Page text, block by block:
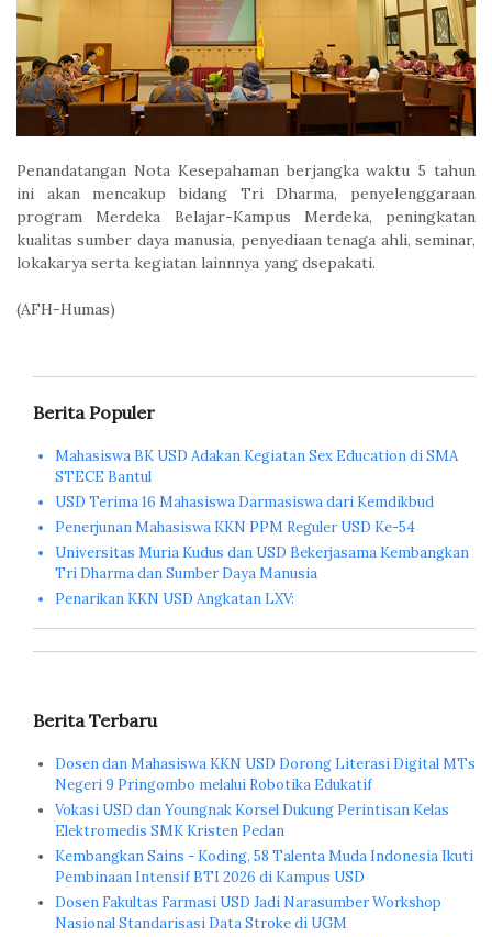
Penandatangan Nota Kesepahaman berjangka waktu 5 tahun
ini akan mencakup bidang Tri Dharma, penyelenggaraan
program Merdeka Belajar-Kampus Merdeka, peningkatan
kualitas sumber daya manusia, penyediaan tenaga ahli, seminar,
lokakarya serta kegiatan lainnnya yang dsepakati.
(AFH-Humas)
Berita Populer
Mahasiswa BK USD Adakan Kegiatan Sex Education di SMA
STECE Bantul
USD Terima 16 Mahasiswa Darmasiswa dari Kemdikbud
Penerjunan Mahasiswa KKN PPM Reguler USD Ke-54
Universitas Muria Kudus dan USD Bekerjasama Kembangkan
Tri Dharma dan Sumber Daya Manusia
Penarikan KKN USD Angkatan LXV:
Berita Terbaru
Dosen dan Mahasiswa KKN USD Dorong Literasi Digital MTs
Negeri 9 Pringombo melalui Robotika Edukatif
Vokasi USD dan Youngnak Korsel Dukung Perintisan Kelas
Elektromedis SMK Kristen Pedan
Kembangkan Sains - Koding, 58 Talenta Muda Indonesia Ikuti
Pembinaan Intensif BTI 2026 di Kampus USD
Dosen Fakultas Farmasi USD Jadi Narasumber Workshop
Nasional Standarisasi Data Stroke di UGM